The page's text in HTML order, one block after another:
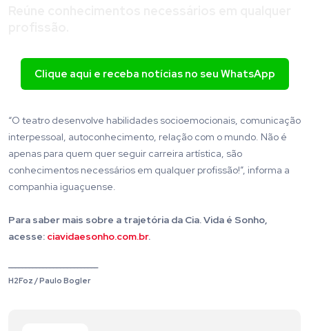
Clique aqui e receba notícias no seu WhatsApp
“O teatro desenvolve habilidades socioemocionais, comunicação
interpessoal, autoconhecimento, relação com o mundo. Não é
apenas para quem quer seguir carreira artística, são
conhecimentos necessários em qualquer profissão!”, informa a
companhia iguaçuense.
Para saber mais sobre a trajetória da Cia. Vida é Sonho,
acesse: ciavidaesonho.com.br.
H2Foz / Paulo Bogler